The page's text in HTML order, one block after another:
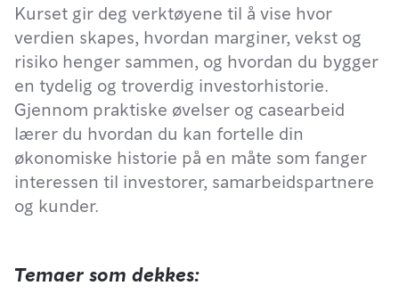
Kurset gir deg verktøyene til å vise hvor
verdien skapes, hvordan marginer, vekst og
risiko henger sammen, og hvordan du bygger
en tydelig og troverdig investorhistorie.
Gjennom praktiske øvelser og casearbeid
lærer du hvordan du kan fortelle din
økonomiske historie på en måte som fanger
interessen til investorer, samarbeidspartnere
og kunder.
Temaer som dekkes: